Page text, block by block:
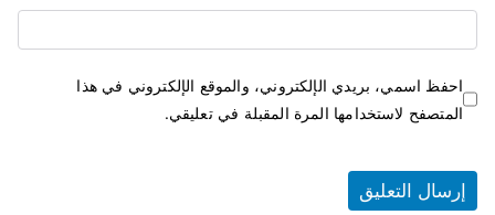
احفظ اسمي، بريدي الإلكتروني، والموقع الإلكتروني في هذا
المتصفح لاستخدامها المرة المقبلة في تعليقي.